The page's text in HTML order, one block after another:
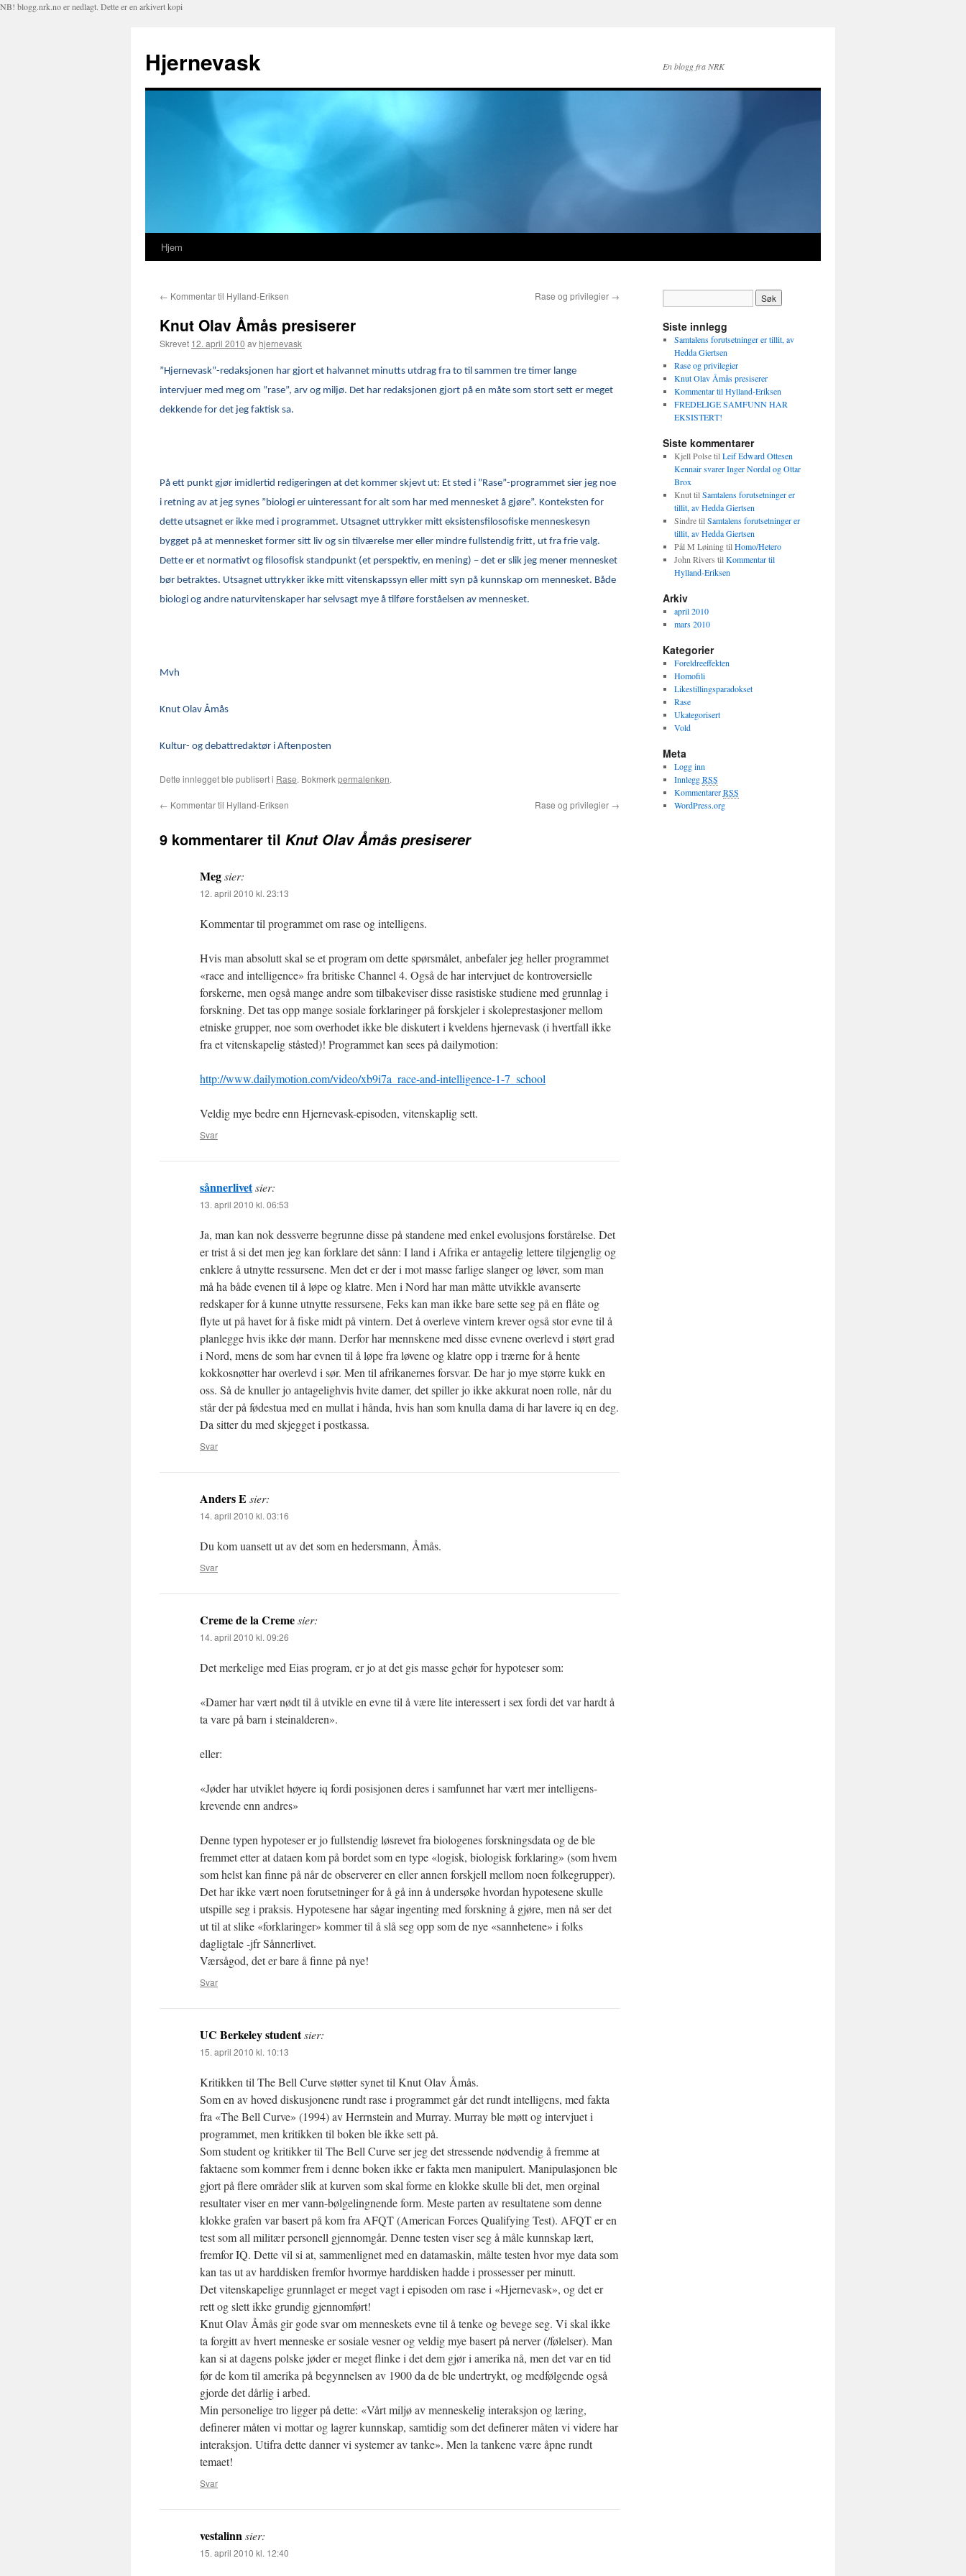
NB! blogg.nrk.no er nedlagt. Dette er en arkivert kopi
Hjernevask En blogg fra NRK
Hopp
innhold
Hjem
← Kommentar til Hylland-Eriksen Rase og privilegier →
Knut Olav Åmås presiserer
Skrevet 12. april 2010 av hjernevask
”Hjernevask”-redaksjonen har gjort et halvannet minutts utdrag fra to til sammen tre timer lange
intervjuer med meg om ”rase”, arv og miljø. Det har redaksjonen gjort på en måte som stort sett er meget
dekkende for det jeg faktisk sa.
På ett punkt gjør imidlertid redigeringen at det kommer skjevt ut: Et sted i ”Rase”-programmet sier jeg noe
i retning av at jeg synes ”biologi er uinteressant for alt som har med mennesket å gjøre”. Konteksten for
dette utsagnet er ikke med i programmet. Utsagnet uttrykker mitt eksistensfilosofiske menneskesyn
bygget på at mennesket former sitt liv og sin tilværelse mer eller mindre fullstendig fritt, ut fra frie valg.
Dette er et normativt og filosofisk standpunkt (et perspektiv, en mening) – det er slik jeg mener mennesket
bør betraktes. Utsagnet uttrykker ikke mitt vitenskapssyn eller mitt syn på kunnskap om mennesket. Både
biologi og andre naturvitenskaper har selvsagt mye å tilføre forståelsen av mennesket.
Mvh
Knut Olav Åmås
Kultur- og debattredaktør i Aftenposten
Dette innlegget ble publisert i Rase. Bokmerkpermalenken.
← Kommentar til Hylland-Eriksen Rase og privilegier →
9 kommentarer til Knut Olav Åmås presiserer
Megsier:
12. april 2010 kl. 23:13
Kommentar til programmet om rase og intelligens.
Hvis man absolutt skal se et program om dette spørsmålet, anbefaler jeg heller programmet
«race and intelligence» fra britiske Channel 4. Også de har intervjuet de kontroversielle
forskerne, men også mange andre som tilbakeviser disse rasistiske studiene med grunnlag i
forskning. Det tas opp mange sosiale forklaringer på forskjeler i skoleprestasjoner mellom
etniske grupper, noe som overhodet ikke ble diskutert i kveldens hjernevask (i hvertfall ikke
fra et vitenskapelig ståsted)! Programmet kan sees på dailymotion:
http://www.dailymotion.com/video/xb9i7a_race-and-intelligence-1-7_school
Veldig mye bedre enn Hjernevask-episoden, vitenskaplig sett.
Svar
sånnerlivetsier:
13. april 2010 kl. 06:53
Ja, man kan nok dessverre begrunne disse på standene med enkel evolusjons forstårelse. Det
er trist å si det men jeg kan forklare det sånn: I land i Afrika er antagelig lettere tilgjenglig og
enklere å utnytte ressursene. Men det er der i mot masse farlige slanger og løver, som man
må ha både evenen til å løpe og klatre. Men i Nord har man måtte utvikkle avanserte
redskaper for å kunne utnytte ressursene, Feks kan man ikke bare sette seg på en flåte og
flyte ut på havet for å fiske midt på vintern. Det å overleve vintern krever også stor evne til å
planlegge hvis ikke dør mann. Derfor har mennskene med disse evnene overlevd i størt grad
i Nord, mens de som har evnen til å løpe fra løvene og klatre opp i trærne for å hente
kokkosnøtter har overlevd i sør. Men til afrikanernes forsvar. De har jo mye større kukk en
oss. Så de knuller jo antagelighvis hvite damer, det spiller jo ikke akkurat noen rolle, når du
står der på fødestua med en mullat i hånda, hvis han som knulla dama di har lavere iq en deg.
Da sitter du med skjegget i postkassa.
Svar
Anders E sier:
14. april 2010 kl. 03:16
Du kom uansett ut av det som en hedersmann, Åmås.
Svar
Creme de la Cremesier:
14. april 2010 kl. 09:26
Det merkelige med Eias program, er jo at det gis masse gehør for hypoteser som:
«Damer har vært nødt til å utvikle en evne til å være lite interessert i sex fordi det var hardt å
ta vare på barn i steinalderen».
eller:
«Jøder har utviklet høyere iq fordi posisjonen deres i samfunnet har vært mer intelligens-
krevende enn andres»
Denne typen hypoteser er jo fullstendig løsrevet fra biologenes forskningsdata og de ble
fremmet etter at dataen kom på bordet som en type «logisk, biologisk forklaring» (som hvem
som helst kan finne på når de observerer en eller annen forskjell mellom noen folkegrupper).
Det har ikke vært noen forutsetninger for å gå inn å undersøke hvordan hypotesene skulle
utspille seg i praksis. Hypotesene har sågar ingenting med forskning å gjøre, men nå ser det
ut til at slike «forklaringer» kommer til å slå seg opp som de nye «sannhetene» i folks
dagligtale -jfr Sånnerlivet.
Værsågod, det er bare å finne på nye!
Svar
UC Berkeley studentsier:
15. april 2010 kl. 10:13
Kritikken til The Bell Curve støtter synet til Knut Olav Åmås.
Som en av hoved diskusjonene rundt rase i programmet går det rundt intelligens, med fakta
fra «The Bell Curve» (1994) av Herrnstein and Murray. Murray ble møtt og intervjuet i
programmet, men kritikken til boken ble ikke sett på.
Som student og kritikker til The Bell Curve ser jeg det stressende nødvendig å fremme at
faktaene som kommer frem i denne boken ikke er fakta men manipulert. Manipulasjonen ble
gjort på flere områder slik at kurven som skal forme en klokke skulle bli det, men orginal
resultater viser en mer vann-bølgelingnende form. Meste parten av resultatene som denne
klokke grafen var basert på kom fra AFQT (American Forces Qualifying Test). AFQT er en
test som all militær personell gjennomgår. Denne testen viser seg å måle kunnskap lært,
fremfor IQ. Dette vil si at, sammenlignet med en datamaskin, målte testen hvor mye data som
kan tas ut av harddisken fremfor hvormye harddisken hadde i prossesser per minutt.
Det vitenskapelige grunnlaget er meget vagt i episoden om rase i «Hjernevask», og det er
rett og slett ikke grundig gjennomført!
Knut Olav Åmås gir gode svar om menneskets evne til å tenke og bevege seg. Vi skal ikke
ta forgitt av hvert menneske er sosiale vesner og veldig mye basert på nerver (/følelser). Man
kan si at dagens polske jøder er meget flinke i det dem gjør i amerika nå, men det var en tid
før de kom til amerika på begynnelsen av 1900 da de ble undertrykt, og medfølgende også
gjorde det dårlig i arbed.
Min personelige tro ligger på dette: «Vårt miljø av menneskelig interaksjon og læring,
definerer måten vi mottar og lagrer kunnskap, samtidig som det definerer måten vi videre har
interaksjon. Utifra dette danner vi systemer av tanke». Men la tankene være åpne rundt
temaet!
Svar
vestalinnsier:
15. april 2010 kl. 12:40
Siste innlegg
Samtalens forutsetninger er tillit, av
Hedda Giertsen
Rase og privilegier
Knut Olav Åmås presiserer
Kommentar til Hylland-Eriksen
FREDELIGE SAMFUNN HAR
EKSISTERT!
Siste kommentarer
Kjell PolsetilLeif Edward Ottesen
Kennair svarer Inger Nordal og Ottar
Brox
KnuttilSamtalens forutsetninger er
tillit, av Hedda Giertsen
SindretilSamtalens forutsetninger er
tillit, av Hedda Giertsen
Pål M LøiningtilHomo/Hetero
John Rivers tilKommentar til
Hylland-Eriksen
Arkiv
april 2010
mars 2010
Kategorier
Foreldreeffekten
Homofili
Likestillingsparadokset
Rase
Ukategorisert
Vold
Meta
Logg inn
InnleggRSS
KommentarerRSS
WordPress.org